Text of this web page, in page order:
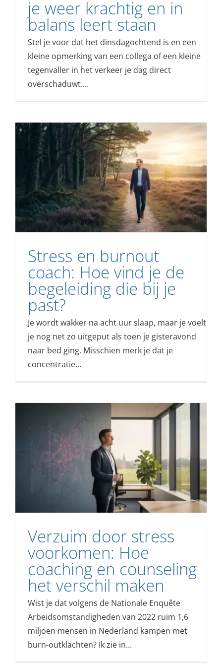
je weer krachtig en in
balans leert staan
Stel je voor dat het dinsdagochtend is en een
kleine opmerking van een collega of een kleine
tegenvaller in het verkeer je dag direct
overschaduwt....
Stress en burnout
coach: Hoe vind je de
begeleiding die bij je
past?
Je wordt wakker na acht uur slaap, maar je voelt
je nog net zo uitgeput als toen je gisteravond
naar bed ging. Misschien merk je dat je
concentratie...
Verzuim door stress
voorkomen: Hoe
coaching en counseling
het verschil maken
Wist je dat volgens de Nationale Enquête
Arbeidsomstandigheden van 2022 ruim 1,6
miljoen mensen in Nederland kampen met
burn-outklachten? Ik zie in...